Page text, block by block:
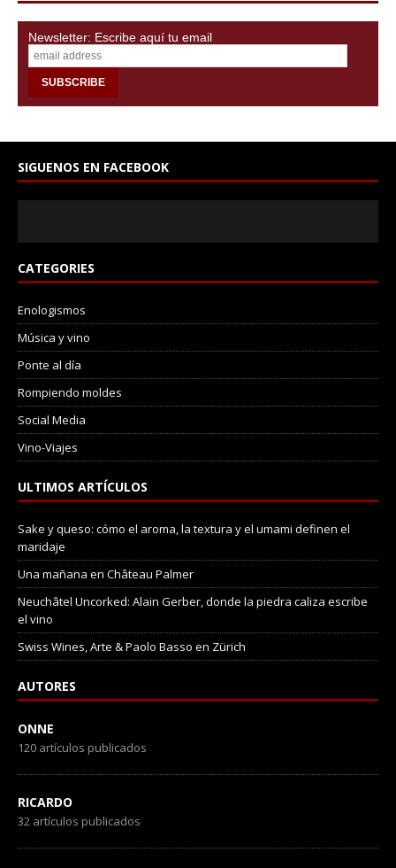
Newsletter: Escribe aquí tu email
SIGUENOS EN FACEBOOK
CATEGORIES
Enologismos
Música y vino
Ponte al día
Rompiendo moldes
Social Media
Vino-Viajes
ULTIMOS ARTÍCULOS
Sake y queso: cómo el aroma, la textura y el umami definen el
maridaje
Una mañana en Château Palmer
Neuchâtel Uncorked: Alain Gerber, donde la piedra caliza escribe
el vino
Swiss Wines, Arte & Paolo Basso en Zürich
AUTORES
ONNE
120 artículos publicados
RICARDO
32 artículos publicados